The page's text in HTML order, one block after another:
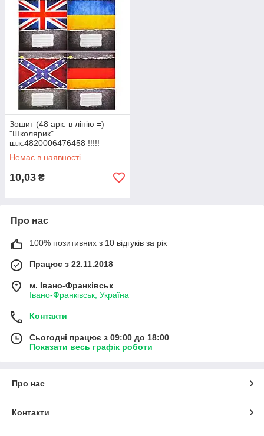
Зошит (48 арк. в лінію =)
"Школярик"
ш.к.4820006476458 !!!!!
Немає в наявності
10,03 ₴
Про нас
100% позитивних з 10 відгуків за рік
Працює з 22.11.2018
м. Івано-Франківськ
Івано-Франківськ, Україна
Контакти
Сьогодні працює з 09:00 до 18:00
Показати весь графік роботи
Про нас
Контакти